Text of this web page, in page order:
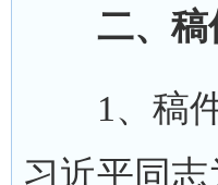
二、稿
1、稿
习近平同